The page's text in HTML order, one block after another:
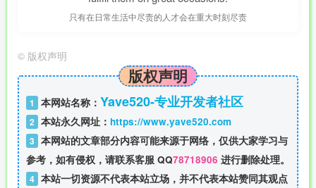
只有在日常生活中尽责的人才会在重大时刻尽责
© 版权声明
版权声明
1 本网站名称： Yave520-专业开发者社区
2 本站永久网址： https://www.yave520.com
3 本网站的文章部分内容可能来源于网络，仅供大家学习与
参考，如有侵权，请联系客服 QQ78718906 进行删除处理。
4 本站一切资源不代表本站立场，并不代表本站赞同其观点